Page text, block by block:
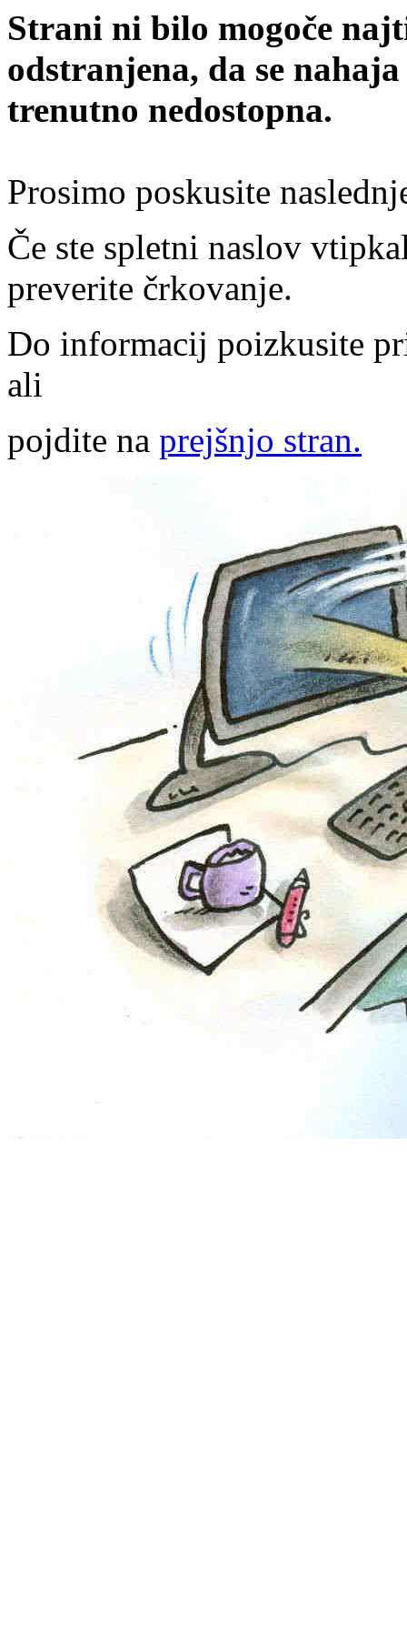
Strani ni bilo mogoče
odstranjena, da se
trenutno nedostopna.
Prosimo poskusite
Če ste spletni naslov
preverite črkovanje.
Do informacij poizkusite
ali
pojdite na prejšnjo stran.